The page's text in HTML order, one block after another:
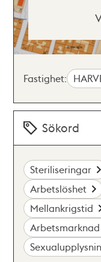
Fastighet:
Sökord
Steriliseringar
Arbetslöshet
Mellankrigstid
Arbetsmarknad